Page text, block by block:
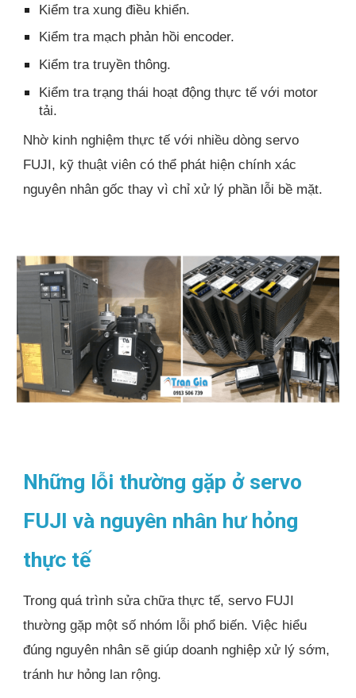
Kiểm tra xung điều khiển.
Kiểm tra mạch phản hồi encoder.
Kiểm tra truyền thông.
Kiểm tra trạng thái hoạt động thực tế với motor
tải.
Nhờ kinh nghiệm thực tế với nhiều dòng servo
FUJI, kỹ thuật viên có thể phát hiện chính xác
nguyên nhân gốc thay vì chỉ xử lý phần lỗi bề mặt.
Những lỗi thường gặp ở servo
FUJI và nguyên nhân hư hỏng
thực tế
Trong quá trình sửa chữa thực tế, servo FUJI
thường gặp một số nhóm lỗi phổ biến. Việc hiểu
đúng nguyên nhân sẽ giúp doanh nghiệp xử lý sớm,
tránh hư hỏng lan rộng.